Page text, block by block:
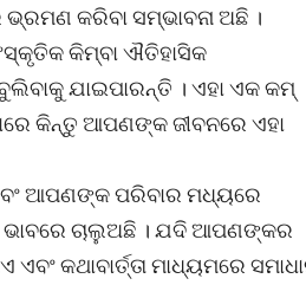
କରିବା ସମ୍ଭାବନା ଅଛି ।
କିମ୍ବା ଐତିହାସିକ
ଯାଇପାରନ୍ତି । ଏହା ଏକ କମ୍
କିନ୍ତୁ ଆପଣଙ୍କ ଜୀବନରେ ଏହା
ଆପଣଙ୍କ ପରିବାର ମଧ୍ୟରେ
ଚାଲୁଅଛି । ଯଦି ଆପଣଙ୍କର
କଥାବାର୍ତ୍ତା ମାଧ୍ୟମରେ